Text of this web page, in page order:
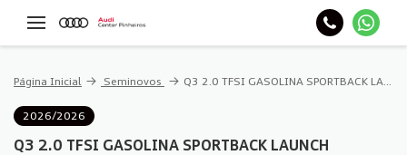
Página Inicial Seminovos Q3 2.0 TFSI GASOLINA SPORTBACK LAUNCH EDITION QUATTRO S TRONIC
2026/2026
Q3 2.0 TFSI GASOLINA SPORTBACK LAUNCH